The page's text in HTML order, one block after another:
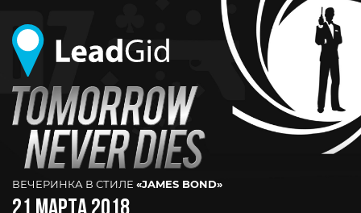
ВЕЧЕРИНКА В СТИЛЕ «JAMES BOND»